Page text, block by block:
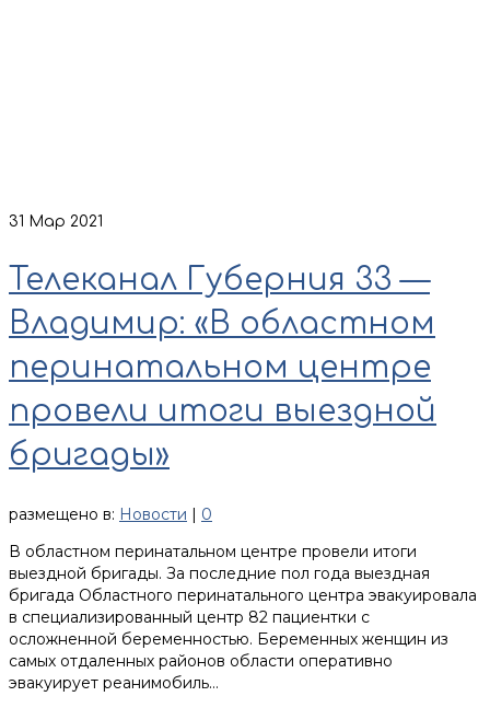
31 Мар 2021
Телеканал Губерния 33 —
Владимир: «В областном
перинатальном центре
провели итоги выездной
бригады»
размещено в: Новости | 0
В областном перинатальном центре провели итоги
выездной бригады. За последние пол года выездная
бригада Областного перинатального центра эвакуировала
в специализированный центр 82 пациентки с
осложненной беременностью. Беременных женщин из
самых отдаленных районов области оперативно
эвакуирует реанимобиль…